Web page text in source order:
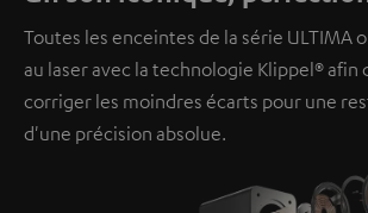
Toutes les enceintes de la série ULTIMA
au laser avec la technologie Klippel®
corriger les moindres écarts pour une
d'une précision absolue.